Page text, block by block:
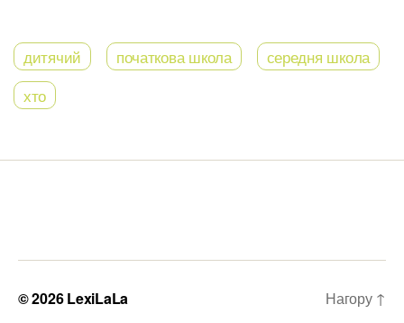
дитячий початкова школа
середня школа
хто
© 2026LexiLaLa Нагору ↑